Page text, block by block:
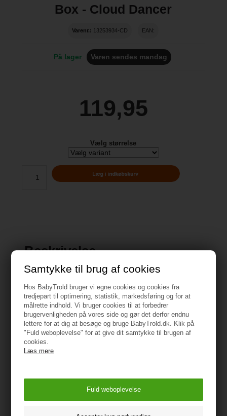
Samtykke til brug af cookies
Hos BabyTrold bruger vi egne cookies og cookies fra
tredjepart til optimering, statistik, markedsføring og for at
målrette indhold. Vi bruger cookies til at forbedrer
brugervenligheden på vores side og gør det derfor endnu
lettere for at dig at besøge og bruge BabyTrold.dk. Klik på
"Fuld weboplevelse" for at give dit samtykke til brugen af
cookies.
Læs mere
Box - Cloud Dancer
Varenr.: 13253934-CD EAN:
På lager Varen sendes mandag
119,95
Vælg størrelse
Beskrivelse
Specifikationer
Vejledning